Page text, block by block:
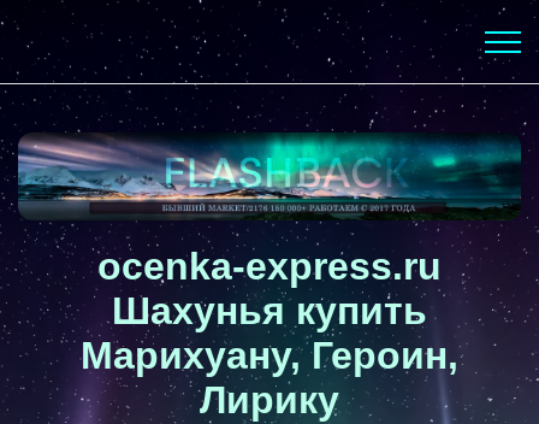
ocenka-express.ru
Шахунья купить
Марихуану, Героин,
Лирику